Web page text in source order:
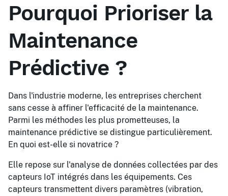
Pourquoi Prioriser la
Maintenance
Prédictive ?
Dans l'industrie moderne, les entreprises cherchent
sans cesse à affiner l'efficacité de la maintenance.
Parmi les méthodes les plus prometteuses, la
maintenance prédictive se distingue particulièrement.
En quoi est-elle si novatrice ?
Elle repose sur l'analyse de données collectées par des
capteurs IoT intégrés dans les équipements. Ces
capteurs transmettent divers paramètres (vibration,